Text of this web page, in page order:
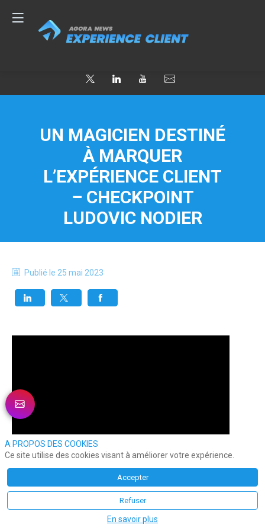
UN MAGICIEN DESTINÉ
À MARQUER
L’EXPÉRIENCE CLIENT
– CHECKPOINT
LUDOVIC NODIER
Publié le 25 mai 2023
A PROPOS DES COOKIES
Ce site utilise des cookies visant à améliorer votre expérience.
Accepter
Refuser
En savoir plus